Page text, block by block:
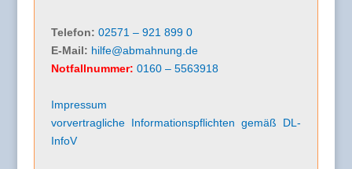
Telefon: 02571 – 921 899 0
E-Mail: hilfe@abmahnung.de
Notfallnummer: 0160 – 5563918
Impressum
vorvertragliche Informationspflichten gemäß DL-
InfoV